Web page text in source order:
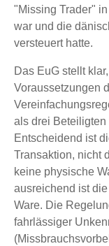
"Missing Trader"
war und die
versteuert hatte.
Das EuG stellt
Voraussetzungen
als drei
Entscheidend ist
Transaktion, nicht
keine physische
ausreichend ist
Ware. Die
fahrlässiger